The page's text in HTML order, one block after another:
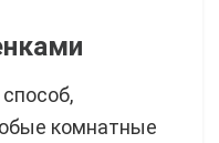
комнатные